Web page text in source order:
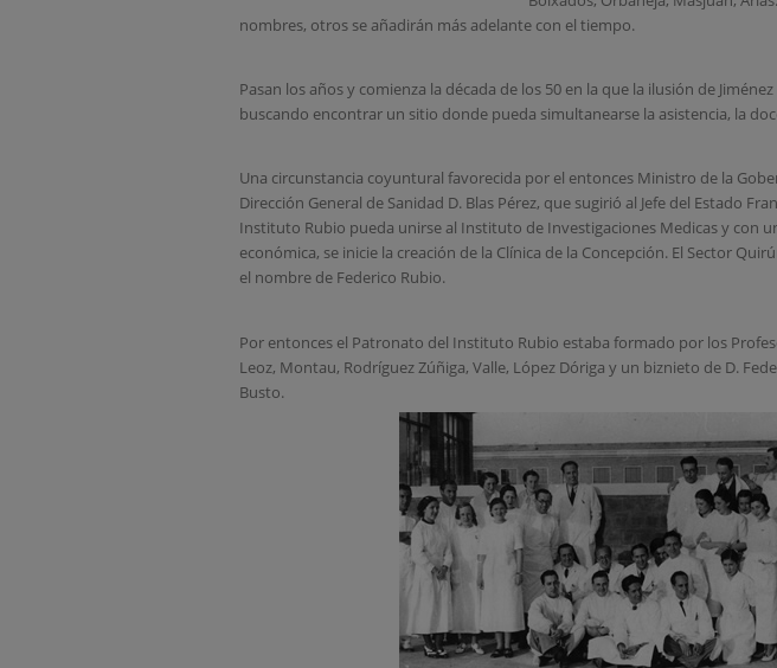
nombres, otros se añadirán más adelante con el tiempo.
Pasan los años y comienza la década de los 50 en la que la ilusión de
buscando encontrar un sitio donde pueda simultanearse la asistencia, la
Una circunstancia coyuntural favorecida por el entonces Ministro de la
Dirección General de Sanidad D. Blas Pérez, que sugirió al Jefe del Estado
Instituto Rubio pueda unirse al Instituto de Investigaciones Medicas y con
económica, se inicie la creación de la Clínica de la Concepción. El Sector
el nombre de Federico Rubio.
Por entonces el Patronato del Instituto Rubio estaba formado por los
Leoz, Montau, Rodríguez Zúñiga, Valle, López Dóriga y un biznieto de D.
Busto.